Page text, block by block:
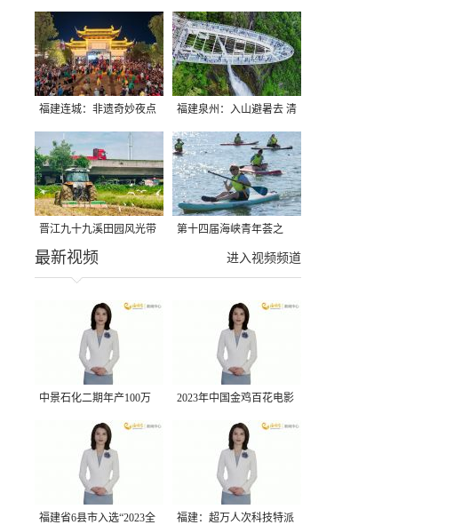
福建连城：非遗奇妙夜点
亮夏夜
福建泉州：入山避暑去 清
凉好惬意
晋江九十九溪田园风光带
千亩早稻迎来成熟收割季
第十四届海峡青年荟之
2026榕台青年大学生水上
进入视频频道
最新视频
中景石化二期年产100万
吨丙烷脱氢项目建成中交
2023年中国金鸡百花电影
节有福电影巡展31日启动
福建省6县市入选“2023全 福建：超万人次科技特派